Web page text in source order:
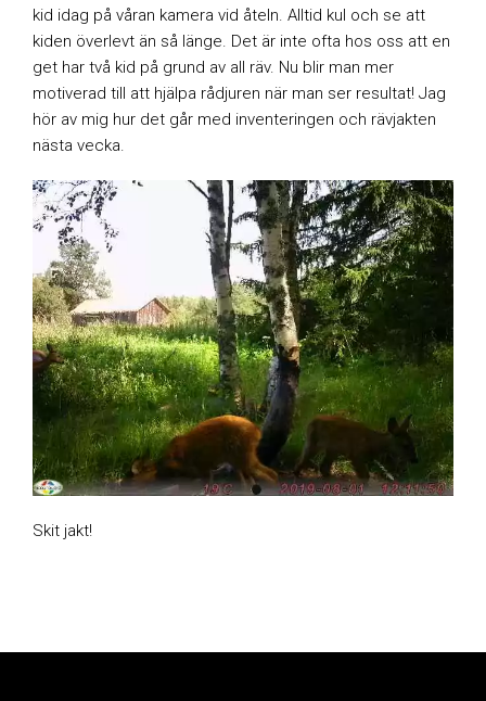
kid idag på våran kamera vid åteln. Alltid kul och se att
kiden överlevt än så länge. Det är inte ofta hos oss att en
get har två kid på grund av all räv. Nu blir man mer
motiverad till att hjälpa rådjuren när man ser resultat! Jag
hör av mig hur det går med inventeringen och rävjakten
nästa vecka.
Skit jakt!